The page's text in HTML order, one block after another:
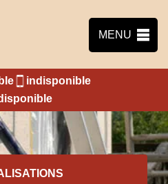
MENU
indisponible